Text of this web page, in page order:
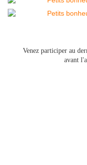
Venez participer au
avant